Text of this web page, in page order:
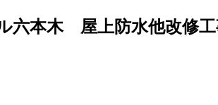
六本木 屋上防水他改修